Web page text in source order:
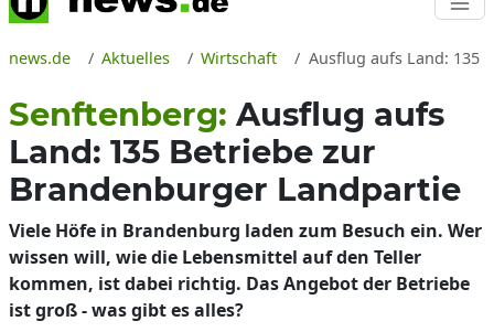
news.de Aktuelles Wirtschaft Ausflug aufs Land: 135
Senftenberg: Ausflug aufs
Land: 135 Betriebe zur
Brandenburger Landpartie
Viele Höfe in Brandenburg laden zum Besuch ein. Wer
wissen will, wie die Lebensmittel auf den Teller
kommen, ist dabei richtig. Das Angebot der Betriebe
ist groß - was gibt es alles?